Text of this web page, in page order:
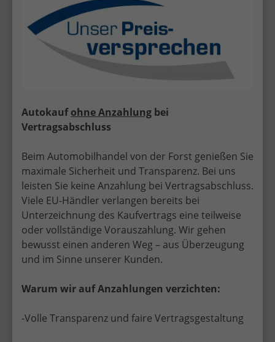
Sicher, seriös und persönlich – EU-
Neuwagen mit Top-Service in
Eltville am Rhein
Autokaufohne Anzahlung bei
Vertragsabschluss
Beim Automobilhandel von der Forst genießen Sie
maximale Sicherheit und Transparenz. Bei uns
leisten Sie keine Anzahlung bei Vertragsabschluss.
Viele EU-Händler verlangen bereits bei
Unterzeichnung des Kaufvertrags eine teilweise
oder vollständige Vorauszahlung. Wir gehen
bewusst einen anderen Weg – aus Überzeugung
und im Sinne unserer Kunden.
Warum wir auf Anzahlungen verzichten:
-Volle Transparenz und faire Vertragsgestaltung